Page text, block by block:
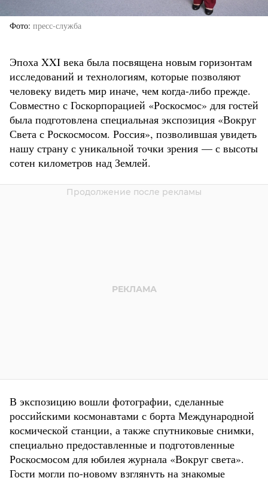
Фото пресс-служба
Эпоха XXI века была посвящена новым горизонтам
исследований и технологиям, которые позволяют
человеку видеть мир иначе, чем когда-либо прежде.
Совместно с Госкорпорацией «Роскосмос» для гостей
была подготовлена специальная экспозиция «Вокруг
Света с Роскосмосом. Россия», позволившая увидеть
нашу страну с уникальной точки зрения — с высоты
сотен километров над Землей.
В экспозицию вошли фотографии, сделанные
российскими космонавтами с борта Международной
космической станции, а также спутниковые снимки,
специально предоставленные и подготовленные
Роскосмосом для юбилея журнала «Вокруг света».
Гости могли по-новому взглянуть на знакомые